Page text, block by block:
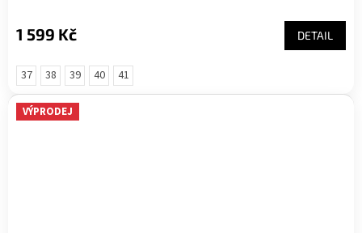
1 599 Kč DETAIL
37 38 39 40 41
VÝPRODEJ